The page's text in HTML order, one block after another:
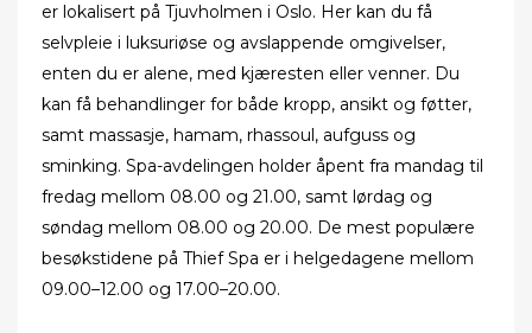
er lokalisert på Tjuvholmen i Oslo. Her kan du få
selvpleie i luksuriøse og avslappende omgivelser,
enten du er alene, med kjæresten eller venner. Du
kan få behandlinger for både kropp, ansikt og føtter,
samt massasje, hamam, rhassoul, aufguss og
sminking. Spa-avdelingen holder åpent fra mandag til
fredag mellom 08.00 og 21.00, samt lørdag og
søndag mellom 08.00 og 20.00. De mest populære
besøkstidene på Thief Spa er i helgedagene mellom
09.00–12.00 og 17.00–20.00.